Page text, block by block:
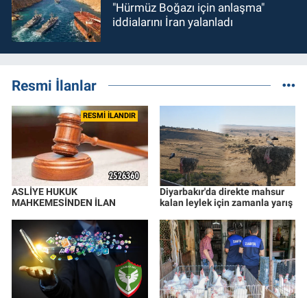
"Hürmüz Boğazı için anlaşma"
iddialarını İran yalanladı
Resmi İlanlar
RESMİ İLANDIR
ASLİYE HUKUK
MAHKEMESİNDEN İLAN
Diyarbakır'da direkte mahsur
kalan leylek için zamanla yarış